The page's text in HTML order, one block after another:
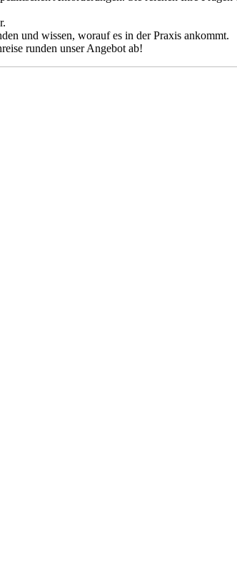
und wissen, worauf es in der Praxis ankommt.
runden unser Angebot ab!